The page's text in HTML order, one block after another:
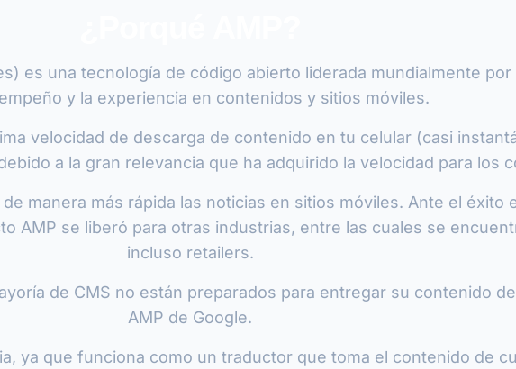
es una tecnología de código abierto liderada mundialmente
y la experiencia en contenidos y sitios móviles.
velocidad de descarga de contenido en tu celular (casi
a la gran relevancia que ha adquirido la velocidad para los
manera más rápida las noticias en sitios móviles. Ante el éxito
AMP se liberó para otras industrias, entre las cuales se
incluso retailers.
de CMS no están preparados para entregar su contenido
AMP de Google.
ya que funciona como un traductor que toma el contenido de